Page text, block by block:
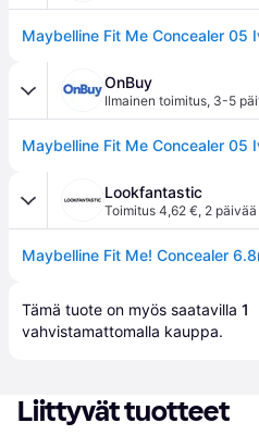
Maybelline Fit Me Concealer 05
OnBuy
Ilmainen toimitus, 3-5
Maybelline Fit Me Concealer 05
Lookfantastic
Toimitus 4,62 €, 2 päivää
Tämä tuote on myös saatavilla 1
vahvistamattomalla kauppa.
Liittyvät tuotteet